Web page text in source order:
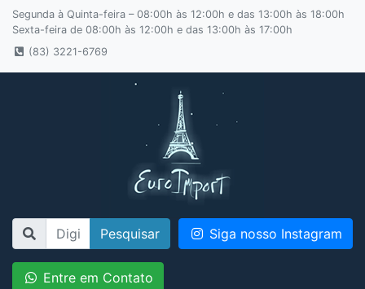
Segunda à Quinta-feira – 08:00h às 12:00h e das 13:00h às 18:00h
Sexta-feira de 08:00h às 12:00h e das 13:00h às 17:00h
(83) 3221-6769
Pesquisar Siga nosso Instagram
Entre em Contato